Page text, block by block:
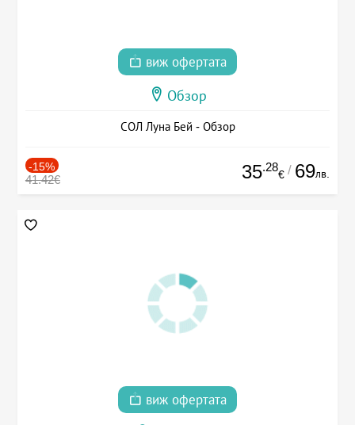
виж офертата
Обзор
СОЛ Луна Бей - Обзор
-15%
41.42€ 35.28
€ / 69лв.
виж офертата